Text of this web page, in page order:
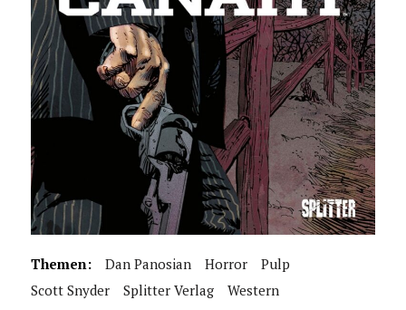
Themen: Dan Panosian Horror
Pulp
Scott Snyder
Splitter Verlag Western